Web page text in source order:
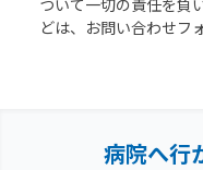
ついて一切の責任を負
どは、お問い合わせフ
病院へ行